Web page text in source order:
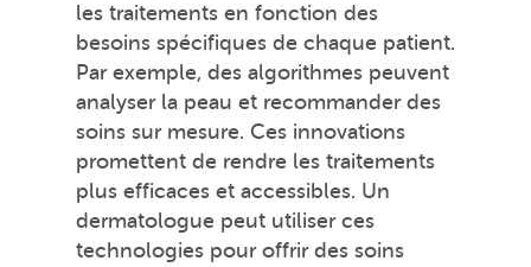
les traitements en fonction des
besoins spécifiques de chaque patient.
Par exemple, des algorithmes peuvent
analyser la peau et recommander des
soins sur mesure. Ces innovations
promettent de rendre les traitements
plus efficaces et accessibles. Un
dermatologue peut utiliser ces
technologies pour offrir des soins